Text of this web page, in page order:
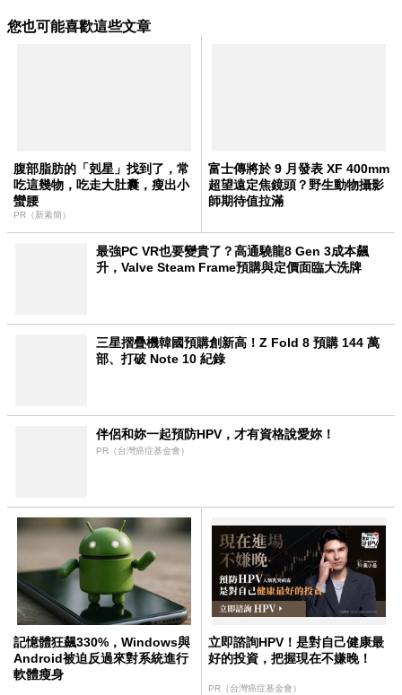
您也可能喜歡這些文章
腹部脂肪的「剋星」找到了，常
吃這幾物，吃走大肚囊，瘦出小
蠻腰
PR（新素簡）
富士傳將於 9 月發表 XF 400mm
超望遠定焦鏡頭？野生動物攝影
師期待值拉滿
最強PC VR也要變貴了？高通驍龍8 Gen 3成本飆
升，Valve Steam Frame預購與定價面臨大洗牌
三星摺疊機韓國預購創新高！Z Fold 8 預購 144 萬
部、打破 Note 10 紀錄
伴侶和妳一起預防HPV，才有資格說愛妳！
PR（台灣癌症基金會）
記憶體狂飆330%，Windows與
Android被迫反過來對系統進行
軟體瘦身
立即諮詢HPV！是對自己健康最
好的投資，把握現在不嫌晚！
PR（台灣癌症基金會）